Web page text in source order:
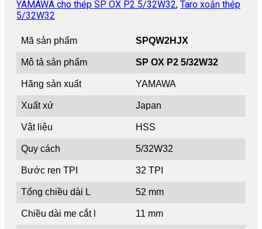
YAMAWA cho thép SP OX P2 5/32W32, Taro xoắn thép
5/32W32
Mã sản phẩm SPQW2HJX
Mô tả sản phẩm SP OX P2 5/32W32
Hãng sản xuất YAMAWA
Xuất xứ Japan
Vật liệu HSS
Quy cách 5/32W32
Bước ren TPI 32 TPI
Tổng chiều dài L 52 mm
Chiều dài me cắt l 11 mm